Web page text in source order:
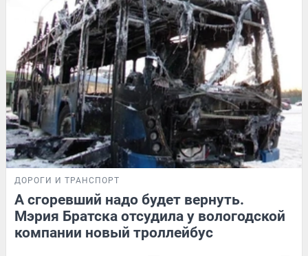
ДОРОГИ И ТРАНСПОРТ
А сгоревший надо будет вернуть.
Мэрия Братска отсудила у вологодской
компании новый троллейбус